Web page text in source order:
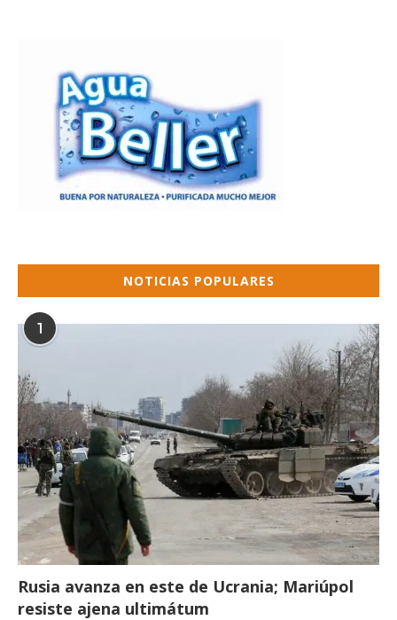
NOTICIAS POPULARES
1
Rusia avanza en este de Ucrania; Mariúpol
resiste ajena ultimátum